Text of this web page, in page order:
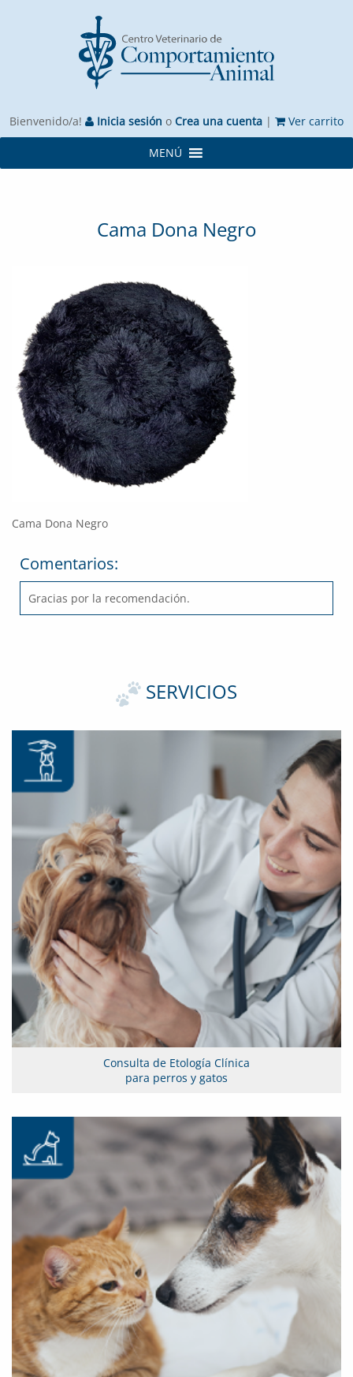
Bienvenido/a! Inicia sesión o Crea una cuenta | Ver carrito
MENÚ
Cama Dona Negro
Cama Dona Negro
Comentarios:
Gracias por la recomendación.
SERVICIOS
Consulta de Etología Clínica
para perros y gatos